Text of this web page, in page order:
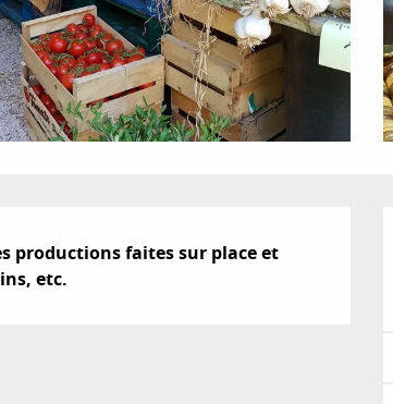
productions faites sur place et
etc.